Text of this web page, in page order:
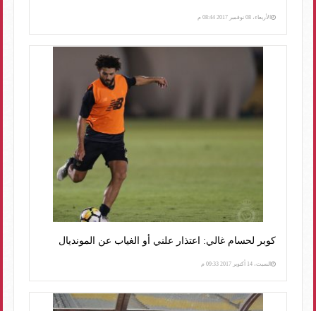
الأربعاء، 08 نوفمبر 2017 08:44 م
كوبر لحسام غالي: اعتذار علني أو الغياب عن المونديال
السبت، 14 أكتوبر 2017 09:33 م